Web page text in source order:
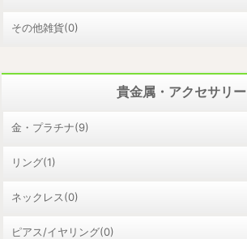
その他雑貨(0)
貴金属・アクセサリー
金・プラチナ(9)
リング(1)
ネックレス(0)
ピアス/イヤリング(0)